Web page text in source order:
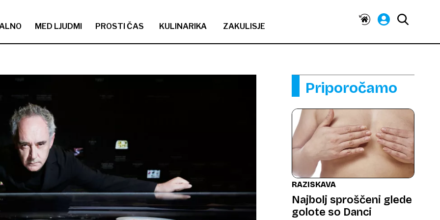
MED LJUDMI PROSTI ČAS KULINARIKA ZAKULISJE
Priporočamo
RAZISKAVA
Najbolj sproščeni glede
golote so Danci